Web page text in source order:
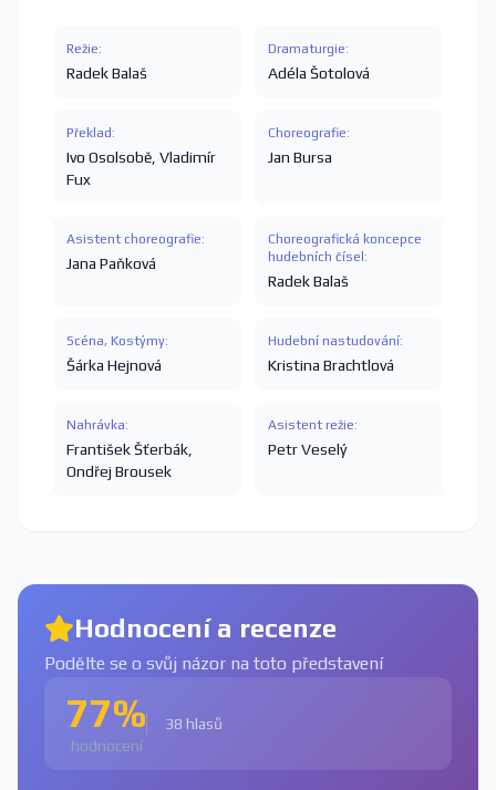
Režie:
Radek Balaš
Dramaturgie:
Adéla Šotolová
Překlad:
Ivo Osolsobě Vladimír
Fux
Choreografie:
Jan Bursa
Asistent choreografie:
Jana Paňková
Choreografická koncepce
hudebních čísel:
Radek Balaš
Scéna, Kostýmy:
Šárka Hejnová
Hudební nastudování:
Kristina Brachtlová
Nahrávka:
František Šťerbák
Ondřej Brousek
Asistent režie:
Petr Veselý
Hodnocení a recenze
Podělte se o svůj názor na toto představení
77%
hodnocení
38 hlasů